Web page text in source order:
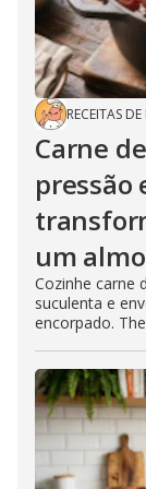
RECEITAS DE
Carne
pressão
um
Cozinhe carne
suculenta e
encorpado.